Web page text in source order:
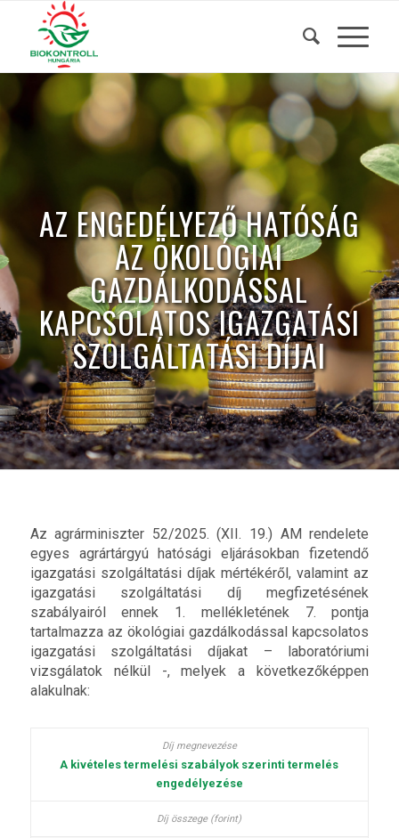
AZ ENGEDÉLYEZŐ HATÓSÁG
AZ ÖKOLÓGIAI
GAZDÁLKODÁSSAL
KAPCSOLATOS IGAZGATÁSI
SZOLGÁLTATÁSI DÍJAI
Az agrárminiszter 52/2025. (XII. 19.) AM rendelete
egyes agrártárgyú hatósági eljárásokban fizetendő
igazgatási szolgáltatási díjak mértékéről, valamint az
igazgatási szolgáltatási díj megfizetésének
szabályairól ennek 1. mellékletének 7. pontja
tartalmazza az ökológiai gazdálkodással kapcsolatos
igazgatási szolgáltatási díjakat – laboratóriumi
vizsgálatok nélkül -, melyek a következőképpen
alakulnak:
A kivételes termelési szabályok szerinti termelés
engedélyezése